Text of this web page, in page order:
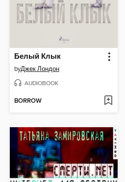
Белый Клык
byДжек Лондон
AUDIOBOOK
BORROW